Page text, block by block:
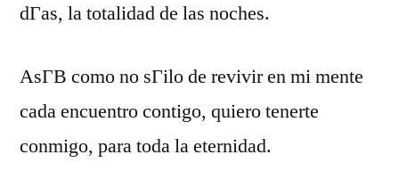
dГ­as, la totalidad de las noches.
AsГ­В­ como no sГіlo de revivir en mi mente
cada encuentro contigo, quiero tenerte
conmigo, para toda la eternidad.